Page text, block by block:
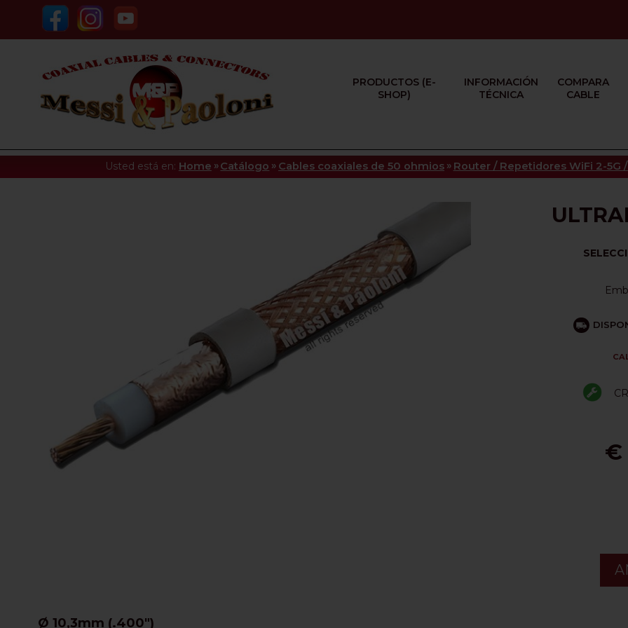
PRODUCTOS (E-
SHOP)
INFORMACIÓN
TÉCNICA
COMPARA
CABLE
Usted está en: Home »Catálogo » Cables coaxiales de 50 ohmios » Router / Repetidores WiFi 2-5G
€
Ø 10,3mm (.400")